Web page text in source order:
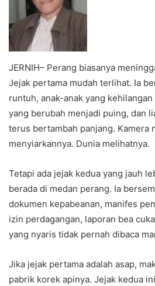
JERNIH– Perang biasanya
Jejak pertama mudah terlihat. Ia
runtuh, anak-anak yang
yang berubah menjadi puing, dan
terus bertambah panjang. Kamera
menyiarkannya. Dunia melihatnya.
Tetapi ada jejak kedua yang jauh
berada di medan perang. Ia
dokumen kepabeanan, manifes
izin perdagangan, laporan bea
yang nyaris tidak pernah dibaca
Jika jejak pertama adalah asap,
pabrik korek apinya. Jejak kedua